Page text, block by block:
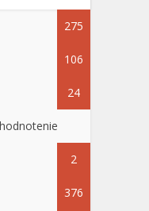
275
106
24
2
376